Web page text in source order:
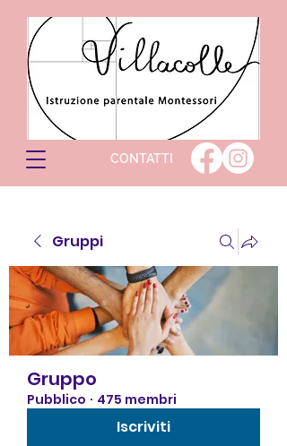
CONTATTI
Gruppi
Gruppo
Pubblico · 475 membri
Iscriviti